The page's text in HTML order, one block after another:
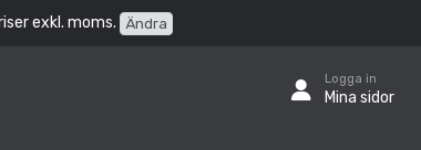
exkl. moms. Ändra
Logga in
Mina sidor